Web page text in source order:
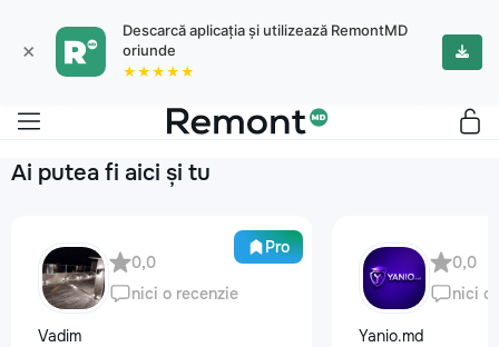
×
Descarcă aplicația și utilizează RemontMD
oriunde
★★★★★
Ai putea fi aici și tu
Pro
0,0
nici o recenzie
Vadim
0,0
nici o
Yanio.md